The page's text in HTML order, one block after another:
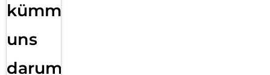
kümmern
uns
darum!